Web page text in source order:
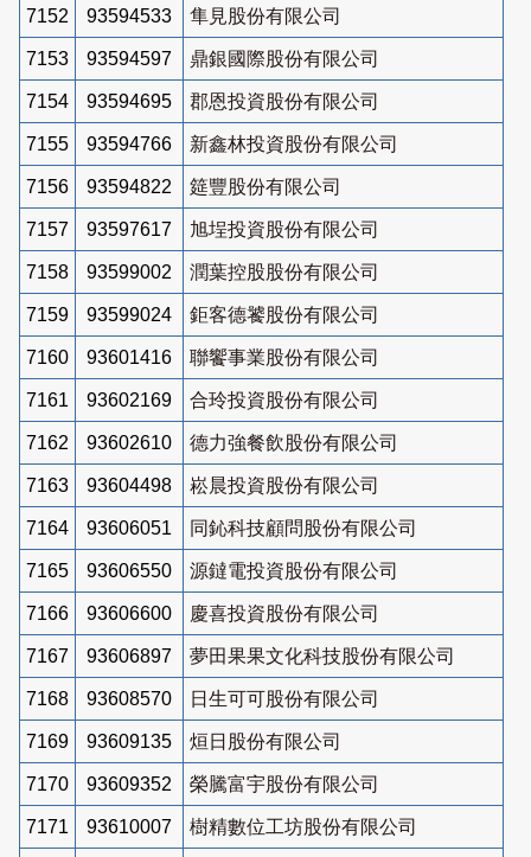
7152 93594533 隼見股份有限公司
7153 93594597 鼎銀國際股份有限公司
7154 93594695 郡恩投資股份有限公司
7155 93594766 新鑫林投資股份有限公司
7156 93594822 筵豐股份有限公司
7157 93597617 旭埕投資股份有限公司
7158 93599002 潤葉控股股份有限公司
7159 93599024 鉅客德饕股份有限公司
7160 93601416 聯饗事業股份有限公司
7161 93602169 合玲投資股份有限公司
7162 93602610 德力強餐飲股份有限公司
7163 93604498 崧晨投資股份有限公司
7164 93606051 同鈊科技顧問股份有限公司
7165 93606550 源鐽電投資股份有限公司
7166 93606600 慶喜投資股份有限公司
7167 93606897 夢田果果文化科技股份有限公司
7168 93608570 日生可可股份有限公司
7169 93609135 烜日股份有限公司
7170 93609352 榮騰富宇股份有限公司
7171 93610007 樹精數位工坊股份有限公司